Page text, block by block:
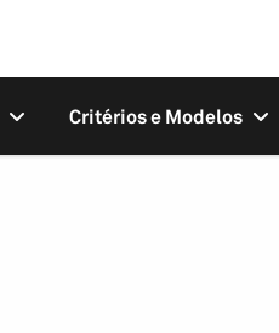
Critérios e Modelos